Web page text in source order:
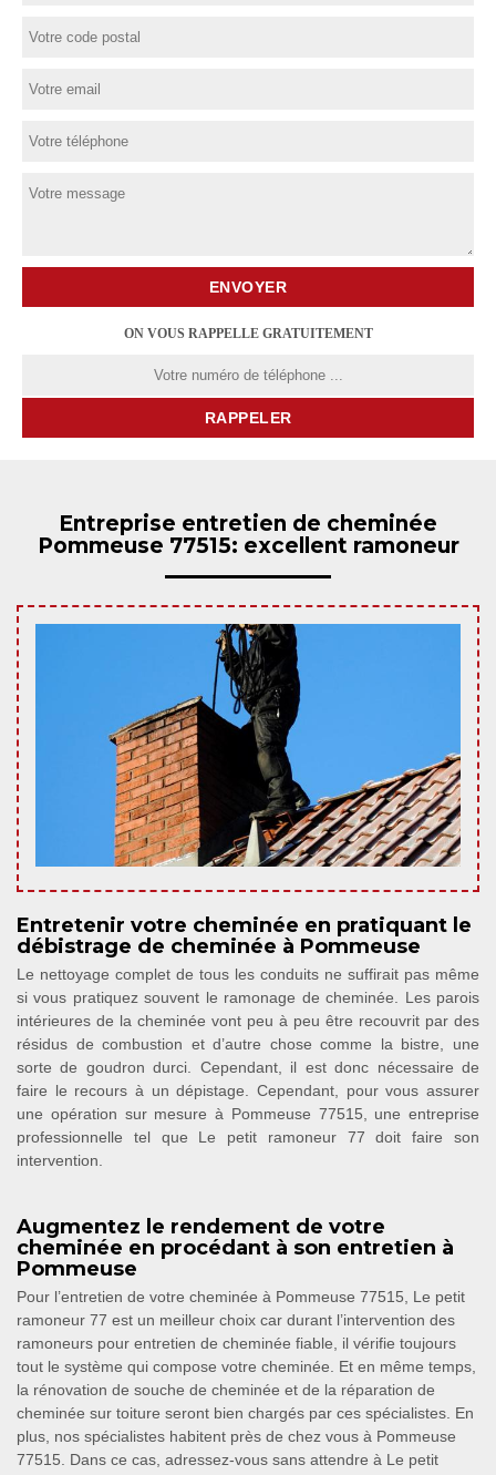
ON VOUS RAPPELLE GRATUITEMENT
Entreprise entretien de cheminée
Pommeuse 77515: excellent ramoneur
Entretenir votre cheminée en pratiquant le
débistrage de cheminée à Pommeuse
Le nettoyage complet de tous les conduits ne suffirait pas même
si vous pratiquez souvent le ramonage de cheminée. Les parois
intérieures de la cheminée vont peu à peu être recouvrit par des
résidus de combustion et d’autre chose comme la bistre, une
sorte de goudron durci. Cependant, il est donc nécessaire de
faire le recours à un dépistage. Cependant, pour vous assurer
une opération sur mesure à Pommeuse 77515, une entreprise
professionnelle tel que Le petit ramoneur 77 doit faire son
intervention.
Augmentez le rendement de votre
cheminée en procédant à son entretien à
Pommeuse
Pour l’entretien de votre cheminée à Pommeuse 77515, Le petit
ramoneur 77 est un meilleur choix car durant l’intervention des
ramoneurs pour entretien de cheminée fiable, il vérifie toujours
tout le système qui compose votre cheminée. Et en même temps,
la rénovation de souche de cheminée et de la réparation de
cheminée sur toiture seront bien chargés par ces spécialistes. En
plus, nos spécialistes habitent près de chez vous à Pommeuse
77515. Dans ce cas, adressez-vous sans attendre à Le petit